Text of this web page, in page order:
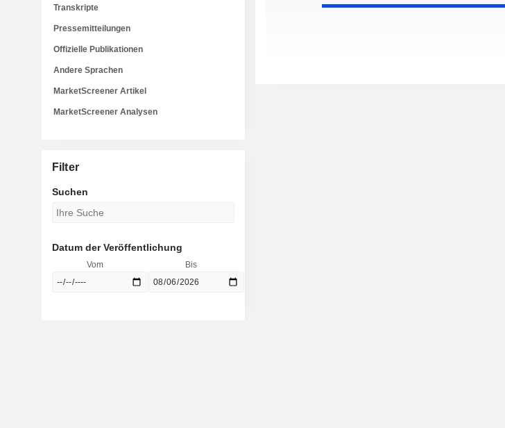
Transkripte
Pressemitteilungen
Offizielle Publikationen
Andere Sprachen
MarketScreener Artikel
MarketScreener Analysen
Filter
Suchen
Datum der Veröffentlichung
Vom Bis